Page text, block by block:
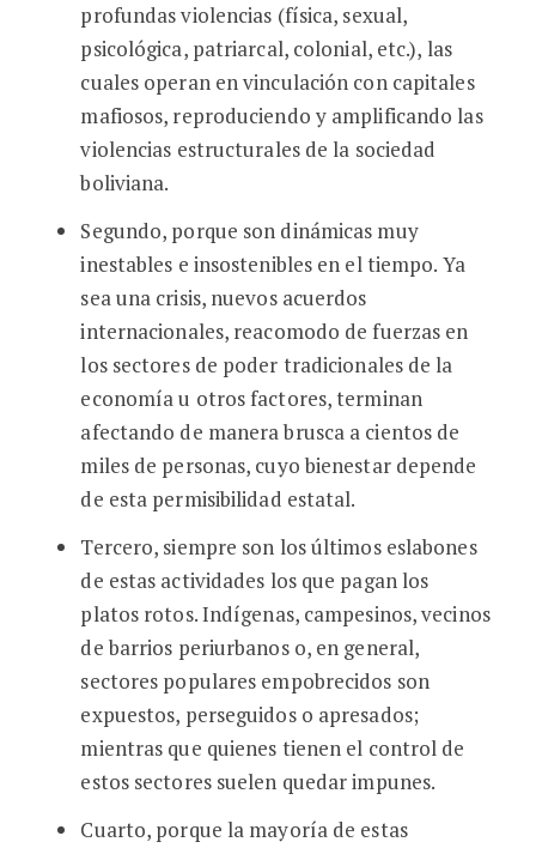
profundas violencias (física, sexual,
psicológica, patriarcal, colonial, etc.), las
cuales operan en vinculación con capitales
mafiosos, reproduciendo y amplificando las
violencias estructurales de la sociedad
boliviana.
Segundo, porque son dinámicas muy
inestables e insostenibles en el tiempo. Ya
sea una crisis, nuevos acuerdos
internacionales, reacomodo de fuerzas en
los sectores de poder tradicionales de la
economía u otros factores, terminan
afectando de manera brusca a cientos de
miles de personas, cuyo bienestar depende
de esta permisibilidad estatal.
Tercero, siempre son los últimos eslabones
de estas actividades los que pagan los
platos rotos. Indígenas, campesinos, vecinos
de barrios periurbanos o, en general,
sectores populares empobrecidos son
expuestos, perseguidos o apresados;
mientras que quienes tienen el control de
estos sectores suelen quedar impunes.
Cuarto, porque la mayoría de estas